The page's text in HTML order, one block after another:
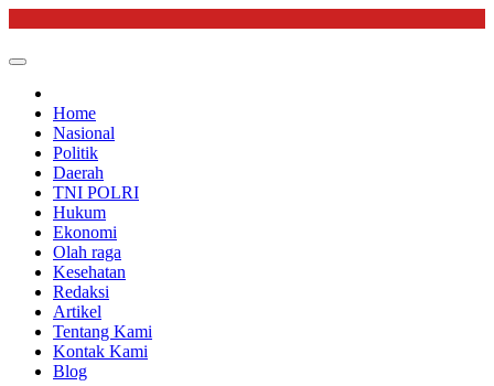
content
Home
Nasional
Politik
Daerah
TNI POLRI
Hukum
Ekonomi
Olah raga
Kesehatan
Redaksi
Artikel
Tentang Kami
Kontak Kami
Blog